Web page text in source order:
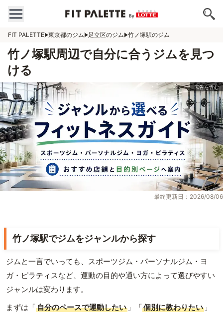
FIT PALETTE 東京都のジム 足立区のジム 竹ノ塚駅のジム
竹ノ塚駅周辺で自分に合うジムを見つ
ける
最終更新日：2026/08/06
竹ノ塚駅でジムをジャンルから探す
ジムと一言でいっても、スポーツジム・パーソナルジム・ヨ
ガ・ピラティスなど、運動の目的や通い方によって選びやすい
ジャンルは変わります。
まずは「自分のペースで運動したい 」「個別に教わりたい 」